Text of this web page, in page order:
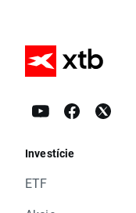
Investície
ETF